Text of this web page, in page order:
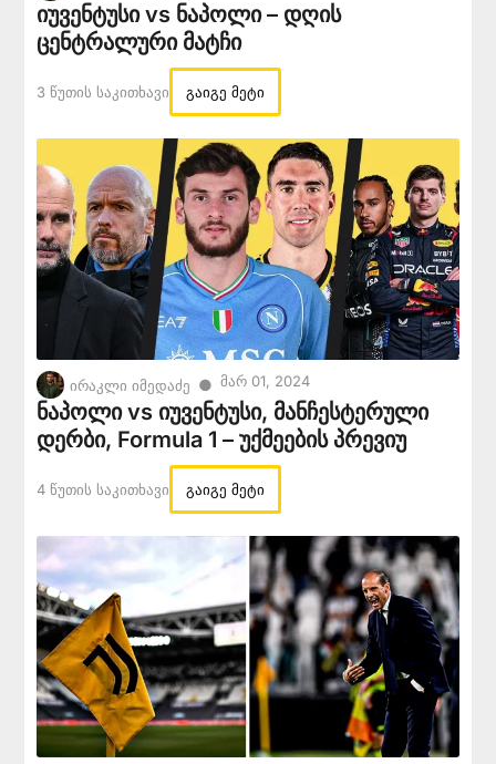
იუვენტუსი vs ნაპოლი – დღის
ცენტრალური მატჩი
3 Წუთის Საკითხავი გაიგე მეტი
ირაკლი იმედაძე ● Მარ 01, 2024
ნაპოლი vs იუვენტუსი, მანჩესტერული
დერბი, Formula 1 – უქმეების პრევიუ
4 Წუთის Საკითხავი გაიგე მეტი